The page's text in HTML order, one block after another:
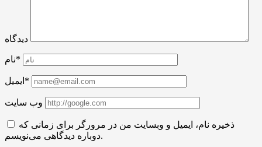
دیدگاه
نام*
ایمیل*
وب سایت
ذخیره نام، ایمیل و وبسایت من در مرورگر برای زمانی که
دوباره دیدگاهی می‌نویسم.